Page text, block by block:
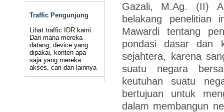
Traffic Pengunjung
Lihat traffic IDR kami.
Dari mana mereka
datang, device yang
dipakai, konten apa
saja yang mereka
akses, cari dan lainnya
Gazali, M.Ag. (II)
belakang penelitian
Mawardi tentang
pondasi dasar dan
sejahtera, karena
suatu negara
keutuhan suatu
bertujuan untuk
dalam membangun